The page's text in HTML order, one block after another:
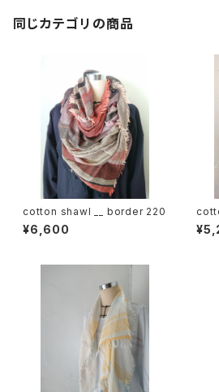
同じカテゴリの商品
cotton shawl __ border 220
¥6,600
海